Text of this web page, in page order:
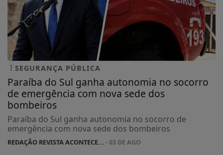
SEGURANÇA PÚBLICA
Paraíba do Sul ganha autonomia no socorro
de emergência com nova sede dos
bombeiros
Paraíba do Sul ganha autonomia no socorro de
emergência com nova sede dos bombeiros
REDAÇÃO REVISTA ACONTECE... - 03 DE AGO